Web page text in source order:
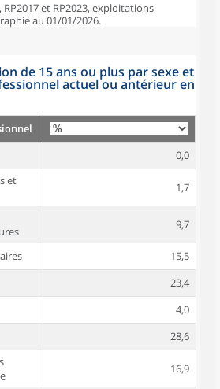
RP2017 et RP2023, exploitations
au 01/01/2026.
de 15 ans ou plus par sexe et
actuel ou antérieur en
0,0
et
1,7
9,7
15,5
23,4
4,0
28,6
16,9